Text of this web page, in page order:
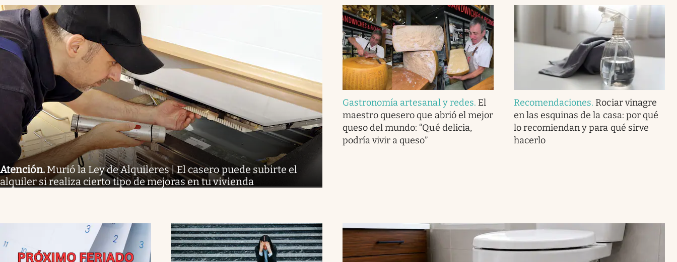
Atención. Murió la Ley de Alquileres | El casero puede subirte el
alquiler si realiza cierto tipo de mejoras en tu vivienda
Gastronomía artesanal y redes. El
maestro quesero que abrió el mejor
queso del mundo: “Qué delicia,
podría vivir a queso”
Recomendaciones. Rociar vinagre
en las esquinas de la casa: por qué
lo recomiendan y para qué sirve
hacerlo